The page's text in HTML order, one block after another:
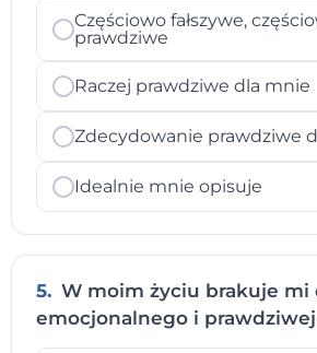
Częściowo fałszywe,
prawdziwe
Raczej prawdziwe dla mnie
Zdecydowanie prawdziwe
Idealnie mnie opisuje
5. W moim życiu brakuje mi
emocjonalnego i prawdziwej